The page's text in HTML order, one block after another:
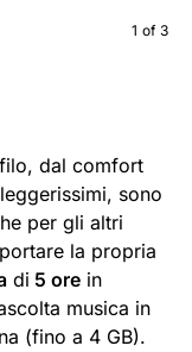
1 of 3
dal comfort
sono
per gli altri
la propria
di 5 ore in
musica in
(fino a 4 GB).